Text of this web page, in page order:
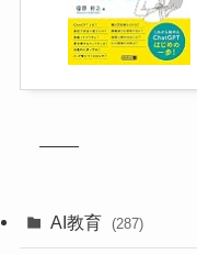
AI教育 (287)